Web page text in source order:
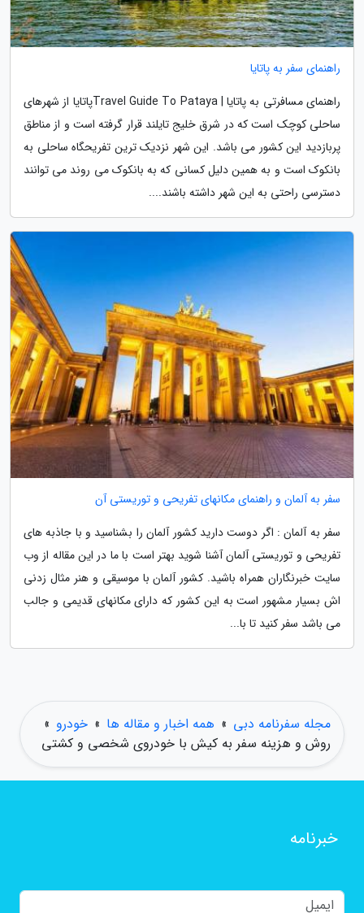
راهنمای سفر به پاتایا
راهنمای مسافرتی به پاتایا | Travel Guide To Patayaپاتایا از شهرهای
ساحلی کوچک است که در شرق خلیج تایلند قرار گرفته است و از مناطق
پربازدید این کشور می باشد. این شهر نزدیک ترین تفریحگاه ساحلی به
بانکوک است و به همین دلیل کسانی که به بانکوک می روند می توانند
دسترسی راحتی به این شهر داشته باشند....
سفر به آلمان و راهنمای مکانهای تفریحی و توریستی آن
سفر به آلمان : اگر دوست دارید کشور آلمان را بشناسید و با جاذبه های
تفریحی و توریستی آلمان آشنا شوید بهتر است با ما در این مقاله از وب
سایت خبرنگاران همراه باشید. کشور آلمان با موسیقی و هنر مثال زدنی
اش بسیار مشهور است به این کشور که دارای مکانهای قدیمی و جالب
می باشد سفر کنید تا با...
مجله سفرنامه دبی » همه اخبار و مقاله ها » خودرو »
روش و هزینه سفر به کیش با خودروی شخصی و کشتی
خبرنامه